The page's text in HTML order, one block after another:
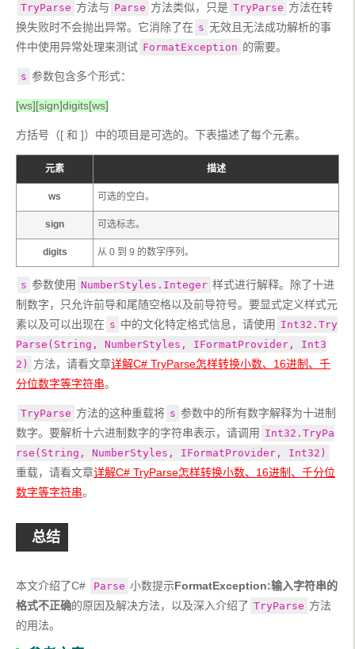
// Attempted conversion of '(100);' failed.
// Attempted conversion of '01FA' failed.
TryParse 方法与 Parse 方法类似，只是 TryParse 方法在转
换失败时不会抛出异常。它消除了在 s 无效且无法成功解析的事
件中使用异常处理来测试 FormatException 的需要。
s 参数包含多个形式：
[ws][sign]digits[ws]
方括号（[ 和 ]）中的项目是可选的。下表描述了每个元素。
元素 描述
ws 可选的空白。
sign 可选标志。
digits 从 0 到 9 的数字序列。
s 参数使用 NumberStyles.Integer 样式进行解释。除了十进
制数字，只允许前导和尾随空格以及前导符号。要显式定义样式元
素以及可以出现在 s 中的文化特定格式信息，请使用 Int32.Try
Parse(String, NumberStyles, IFormatProvider, Int3
2)
方法，请看文章详解C# TryParse怎样转换小数、16进制、千
分位数字等字符串。
TryParse 方法的这种重载将 s 参数中的所有数字解释为十进制
数字。要解析十六进制数字的字符串表示，请调用 Int32.TryPa
rse(String, NumberStyles, IFormatProvider, Int32)
重载，请看文章详解C# TryParse怎样转换小数、16进制、千分位
数字等字符串。
总结
本文介绍了C# Parse 小数提示FormatException:输入字符串的
格式不正确的原因及解决方法，以及深入介绍了 TryParse 方法
的用法。